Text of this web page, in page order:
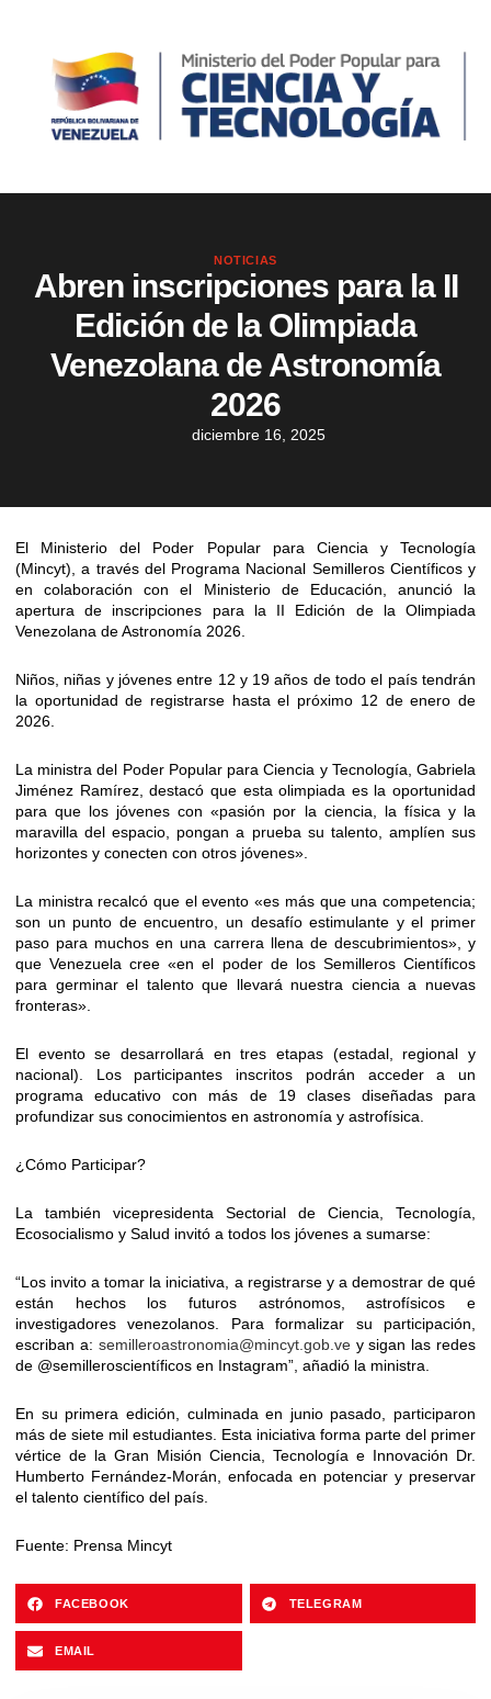
NOTICIAS
Abren inscripciones para la II
Edición de la Olimpiada
Venezolana de Astronomía
2026
diciembre 16, 2025
El Ministerio del Poder Popular para Ciencia y Tecnología
(Mincyt), a través del Programa Nacional Semilleros Científicos y
en colaboración con el Ministerio de Educación, anunció la
apertura de inscripciones para la II Edición de la Olimpiada
Venezolana de Astronomía 2026.
Niños, niñas y jóvenes entre 12 y 19 años de todo el país tendrán
la oportunidad de registrarse hasta el próximo 12 de enero de
2026.
La ministra del Poder Popular para Ciencia y Tecnología, Gabriela
Jiménez Ramírez, destacó que esta olimpiada es la oportunidad
para que los jóvenes con «pasión por la ciencia, la física y la
maravilla del espacio, pongan a prueba su talento, amplíen sus
horizontes y conecten con otros jóvenes».
La ministra recalcó que el evento «es más que una competencia;
son un punto de encuentro, un desafío estimulante y el primer
paso para muchos en una carrera llena de descubrimientos», y
que Venezuela cree «en el poder de los Semilleros Científicos
para germinar el talento que llevará nuestra ciencia a nuevas
fronteras».
El evento se desarrollará en tres etapas (estadal, regional y
nacional). Los participantes inscritos podrán acceder a un
programa educativo con más de 19 clases diseñadas para
profundizar sus conocimientos en astronomía y astrofísica.
¿Cómo Participar?
La también vicepresidenta Sectorial de Ciencia, Tecnología,
Ecosocialismo y Salud invitó a todos los jóvenes a sumarse:
“Los invito a tomar la iniciativa, a registrarse y a demostrar de qué
están hechos los futuros astrónomos, astrofísicos e
investigadores venezolanos. Para formalizar su participación,
escriban a: semilleroastronomia@mincyt.gob.vey sigan las redes
de @semilleroscientíficos en Instagram”, añadió la ministra.
En su primera edición, culminada en junio pasado, participaron
más de siete mil estudiantes. Esta iniciativa forma parte del primer
vértice de la Gran Misión Ciencia, Tecnología e Innovación Dr.
Humberto Fernández-Morán, enfocada en potenciar y preservar
el talento científico del país.
Fuente: Prensa Mincyt
FACEBOOK TELEGRAM
EMAIL